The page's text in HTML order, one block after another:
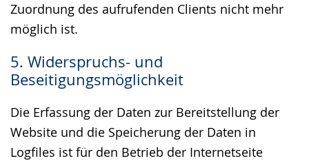
Zuordnung des aufrufenden Clients nicht mehr
möglich ist.
5. Widerspruchs- und
Beseitigungsmöglichkeit
Die Erfassung der Daten zur Bereitstellung der
Website und die Speicherung der Daten in
Logfiles ist für den Betrieb der Internetseite